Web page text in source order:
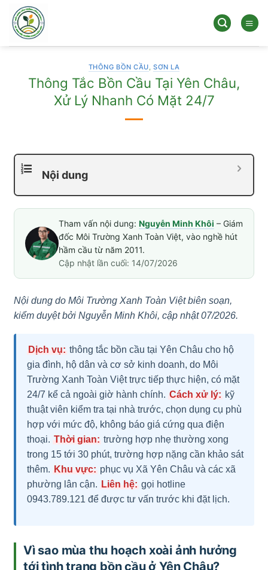
qua
dung
THÔNG BỒN CẦU,SƠN LA
Thông Tắc Bồn Cầu Tại Yên Châu,
Xử Lý Nhanh Có Mặt 24/7
Nội dung
Tham vấn nội dung: Nguyễn Minh Khôi – Giám
đốc Môi Trường Xanh Toàn Việt, vào nghề hút
hầm cầu từ năm 2011.
Cập nhật lần cuối: 14/07/2026
Nội dung do Môi Trường Xanh Toàn Việt biên soạn,
kiểm duyệt bởi Nguyễn Minh Khôi, cập nhật 07/2026.
Dịch vụ: thông tắc bồn cầu tại Yên Châu cho hộ
gia đình, hộ dân và cơ sở kinh doanh, do Môi
Trường Xanh Toàn Việt trực tiếp thực hiện, có mặt
24/7 kể cả ngoài giờ hành chính. Cách xử lý: kỹ
thuật viên kiểm tra tại nhà trước, chọn dụng cụ phù
hợp với mức độ, không báo giá cứng qua điện
thoại. Thời gian: trường hợp nhẹ thường xong
trong 15 tới 30 phút, trường hợp nặng cần khảo sát
thêm. Khu vực: phục vụ Xã Yên Châu và các xã
phường lân cận. Liên hệ: gọi hotline
0943.789.121 để được tư vấn trước khi đặt lịch.
Vì sao mùa thu hoạch xoài ảnh hưởng
tới tình trạng bồn cầu ở Yên Châu?